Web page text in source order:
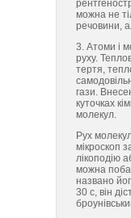
можна не
речовини,
3. Атоми і
руху.
тертя,
гази.
куточках
молекул.
Рух
мікроскоп
лікоподію
можна
названо
30 с, він